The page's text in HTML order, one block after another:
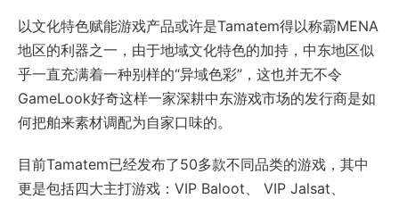
以文化特色赋能游戏产品或许是Tamatem得以称霸MENA
地区的利器之一，由于地域文化特色的加持，中东地区似
乎一直充满着一种别样的“异域色彩”，这也并无不令
GameLook好奇这样一家深耕中东游戏市场的发行商是如
何把舶来素材调配为自家口味的。
目前Tamatem已经发布了50多款不同品类的游戏，其中
更是包括四大主打游戏：VIP Baloot、 VIP Jalsat、